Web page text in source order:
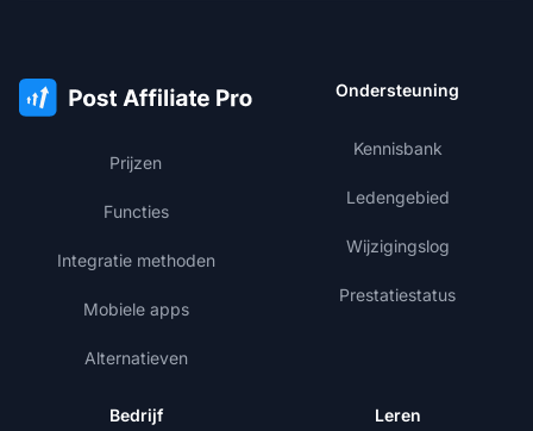
Prijzen
Functies
Integratie methoden
Mobiele apps
Alternatieven
Ondersteuning
Kennisbank
Ledengebied
Wijzigingslog
Prestatiestatus
Bedrijf Leren